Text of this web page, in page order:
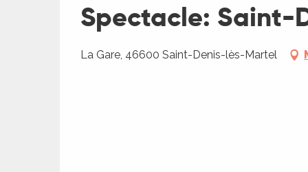
Spectacle: Saint-
La Gare, 46600 Saint-Denis-lès-Martel